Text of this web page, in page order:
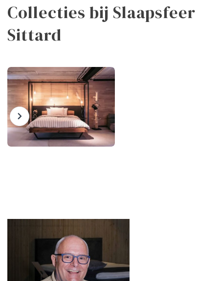
Collecties bij Slaapsfeer
Sittard